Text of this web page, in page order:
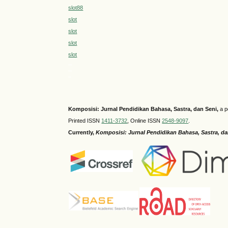
slot88
slot
slot
slot
slot
Komposisi: Jurnal Pendidikan Bahasa, Sastra, dan Seni,a
Printed ISSN 1411-3732 , Online ISSN2548-9097
Currently,Komposisi: Jurnal Pendidikan Bahasa, Sastra,